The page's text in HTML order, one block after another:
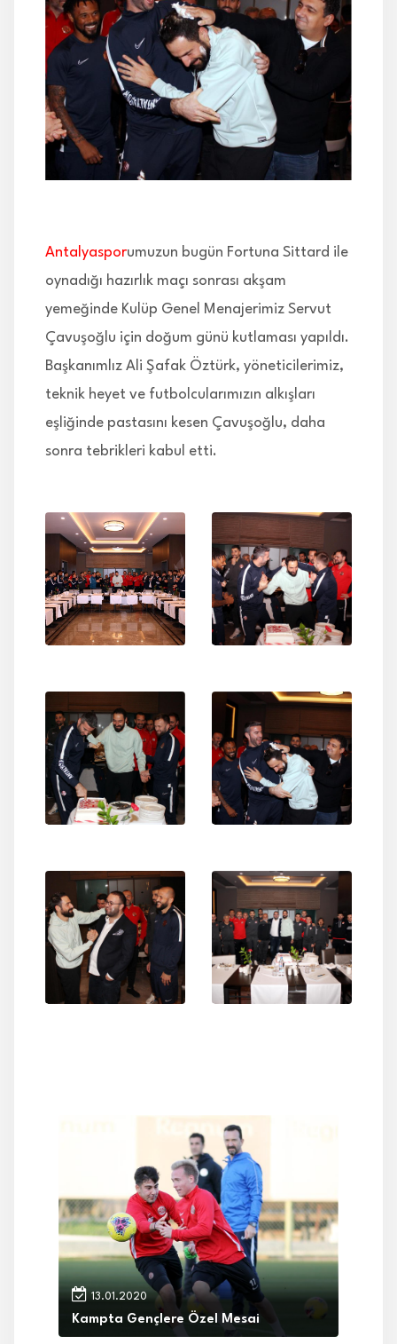
İLETİŞİM
Antalyasporumuzun bugün Fortuna Sittard ile
oynadığı hazırlık maçı sonrası akşam
yemeğinde Kulüp Genel Menajerimiz Servut
Çavuşoğlu için doğum günü kutlaması yapıldı.
Başkanımlız Ali Şafak Öztürk, yöneticilerimiz,
teknik heyet ve futbolcularımızın alkışları
eşliğinde pastasını kesen Çavuşoğlu, daha
sonra tebrikleri kabul etti.
13.01.2020
Kampta Gençlere Özel Mesai